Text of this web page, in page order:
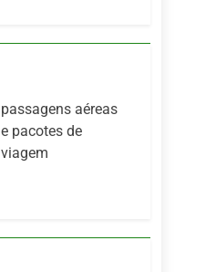
passagens aéreas
e pacotes de
viagem